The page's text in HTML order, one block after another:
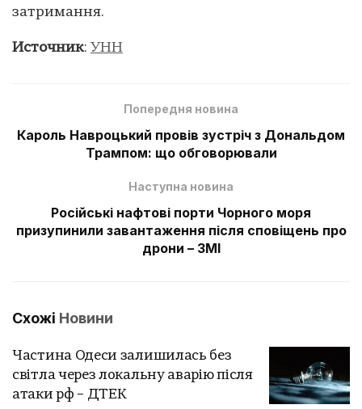
затримання.
Источник: УНН
Попередня новина
Кароль Навроцький провів зустріч з Дональдом
Трампом: що обговорювали
Наступна новина
Російські нафтові порти Чорного моря
призупинили завантаження після сповіщень про
дрони – ЗМІ
Схожі Новини
Частина Одеси залишилась без
світла через локальну аварію після
атаки рф – ДТЕК